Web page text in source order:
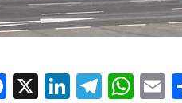
Facebook
X LinkedIn